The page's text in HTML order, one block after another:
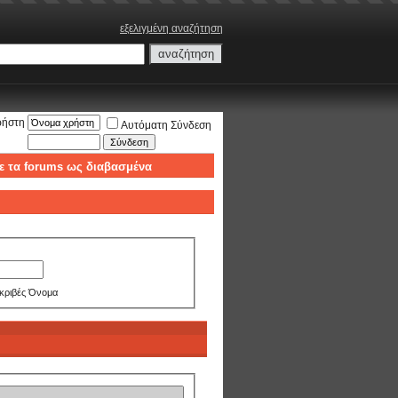
εξελιγμένη αναζήτηση
Αυτόματη Σύνδεση
τα forums ως διαβασμένα
Όνομα